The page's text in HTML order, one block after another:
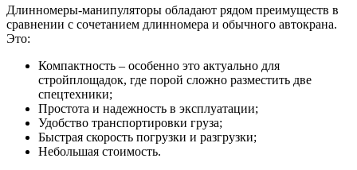
Длинномеры-манипуляторы обладают рядом преимуществ в
сравнении с сочетанием длинномера и обычного автокрана.
Это:
Компактность – особенно это актуально для
стройплощадок, где порой сложно разместить две
спецтехники;
Простота и надежность в эксплуатации;
Удобство транспортировки груза;
Быстрая скорость погрузки и разгрузки;
Небольшая стоимость.